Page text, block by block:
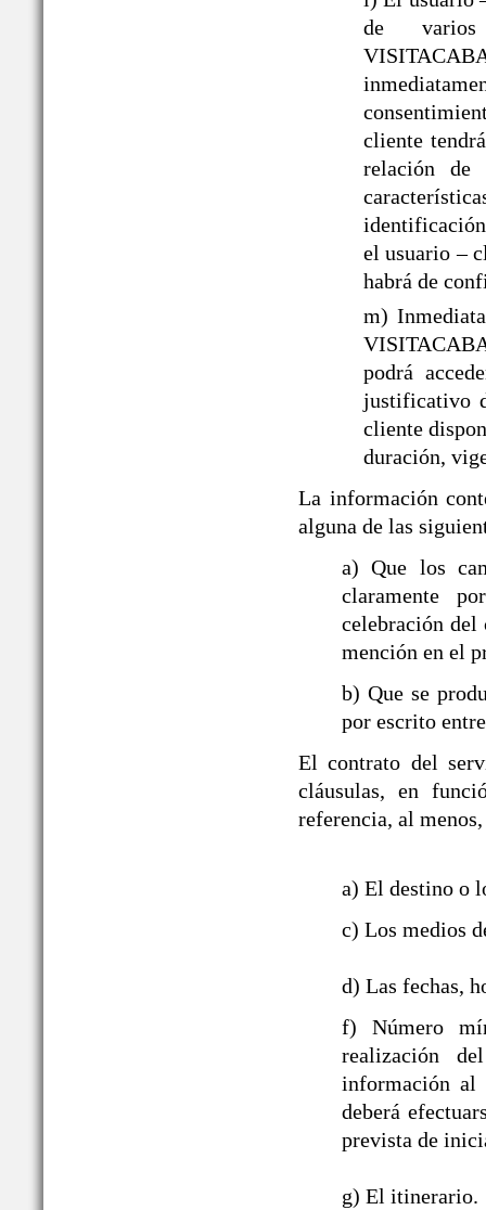
de
cliente
relación de
el usuario –
habrá de
m)
podrá
justificativo
cliente
duración,
La información
alguna de las
a) Que los
claramente
celebración del
mención en el
b) Que se
por escrito
El contrato del
cláusulas, en
referencia, al
a) El destino o
c) Los medios
d) Las fechas,
f) Número
realización
información al
deberá
prevista de
g) El itinerario.